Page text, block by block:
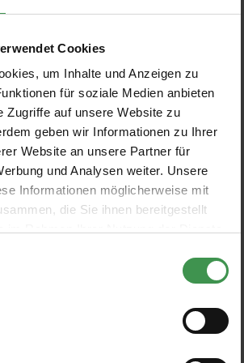
Cookies
um Inhalte und Anzeigen zu
für soziale Medien anbieten
Zugriffe auf unsere Website zu
geben wir Informationen zu Ihrer
Website an unsere Partner für
und Analysen weiter. Unsere
Informationen möglicherweise mit
die Sie ihnen bereitgestellt
PRODUKTE FILTERN
Muster anzeigen
+7
Ab 140,00 €